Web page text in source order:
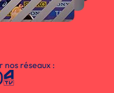
nos réseaux :